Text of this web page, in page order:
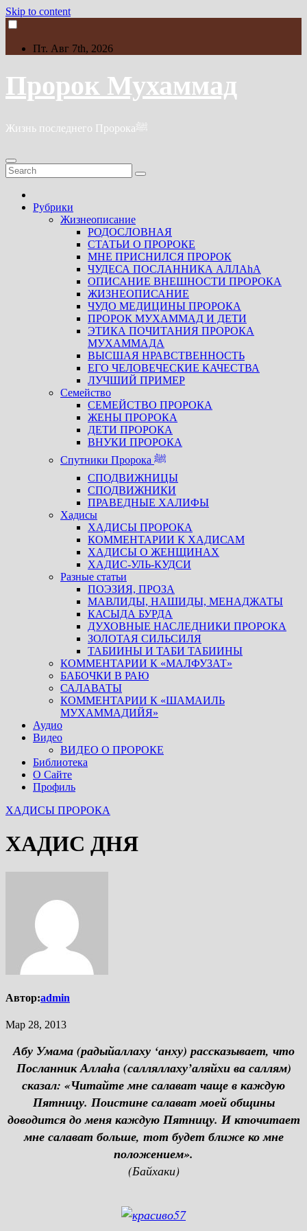
Skip to content
Пт. Авг 7th, 2026
Пророк Мухаммад
Жизнь последнего Пророкаﷺ
Рубрики
Жизнеописание
РОДОСЛОВНАЯ
СТАТЬИ О ПРОРОКЕ
МНЕ ПРИСНИЛСЯ ПРОРОК
ЧУДЕСА ПОСЛАННИКА АЛЛАhА
ОПИСАНИЕ ВНЕШНОСТИ ПРОРОКА
ЖИЗНЕОПИСАНИЕ
ЧУДО МЕДИЦИНЫ ПРОРОКА
ПРОРОК МУХАММАД И ДЕТИ
ЭТИКА ПОЧИТАНИЯ ПРОРОКА
МУХАММАДА
ВЫСШАЯ НРАВСТВЕННОСТЬ
ЕГО ЧЕЛОВЕЧЕСКИЕ КАЧЕСТВА
ЛУЧШИЙ ПРИМЕР
Семейство
СЕМЕЙСТВО ПРОРОКА
ЖЕНЫ ПРОРОКА
ДЕТИ ПРОРОКА
ВНУКИ ПРОРОКА
Спутники Пророка ﷺ
СПОДВИЖНИЦЫ
СПОДВИЖНИКИ
ПРАВЕДНЫЕ ХАЛИФЫ
Хадисы
ХАДИСЫ ПРОРОКА
КОММЕНТАРИИ К ХАДИСАМ
ХАДИСЫ О ЖЕНЩИНАХ
ХАДИС-УЛЬ-КУДСИ
Разные статьи
ПОЭЗИЯ, ПРОЗА
МАВЛИДЫ, НАШИДЫ, МЕНАДЖАТЫ
КАСЫДА БУРДА
ДУХОВНЫЕ НАСЛЕДНИКИ ПРОРОКА
ЗОЛОТАЯ СИЛЬСИЛЯ
ТАБИИНЫ И ТАБИ ТАБИИНЫ
КОММЕНТАРИИ К «МАЛФУЗАТ»
БАБОЧКИ В РАЮ
САЛАВАТЫ
КОММЕНТАРИИ К «ШАМАИЛЬ
МУХАММАДИЙЯ»
Аудио
Видео
ВИДЕО О ПРОРОКЕ
Библиотека
О Сайте
Профиль
ХАДИСЫ ПРОРОКА
ХАДИС ДНЯ
Автор:admin
Мар 28, 2013
Абу Умама (радыйаллаху ‘анху) рассказывает, что
Посланник Аллаhа (салляллаху’аляйхи ва саллям)
сказал: «Читайте мне салават чаще в каждую
Пятницу. Поистине салават моей общины
доводится до меня каждую Пятницу. И кточитает
мне салават больше, тот будет ближе ко мне
положением».
(Байхаки)